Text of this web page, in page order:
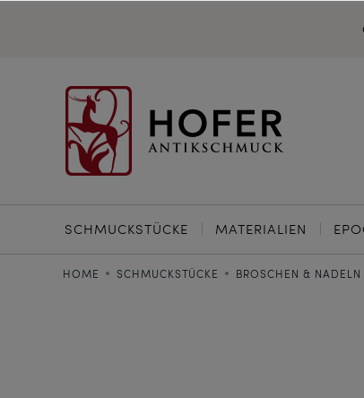
SCHMUCKSTÜCKE MATERIALIEN
HOME SCHMUCKSTÜCKE BROSCHEN & NADELN